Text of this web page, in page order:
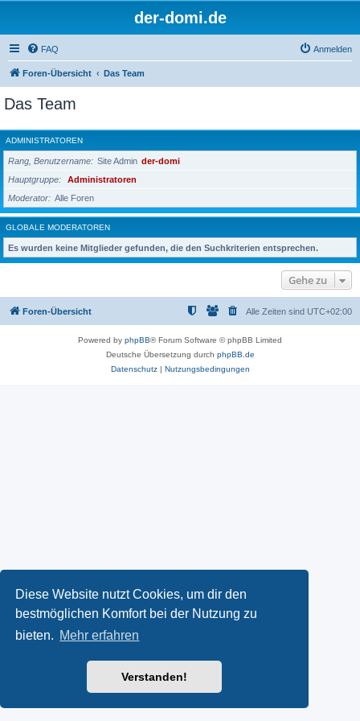
Diese Website nutzt Cookies, um dir den
bestmöglichen Komfort bei der Nutzung zu
bieten. Mehr erfahren
Verstanden!
der-domi.de
FAQ Anmelden
Foren-Übersicht Das Team
Das Team
ADMINISTRATOREN
Rang, Benutzername Site Admin der-domi
Hauptgruppe
Administratoren
Moderator
Alle Foren
GLOBALE MODERATOREN
Es wurden keine Mitglieder gefunden, die den Suchkriterien entsprechen.
Gehe zu
Foren-Übersicht Alle Zeiten sind UTC+02:00
Powered by phpBB® Forum Software © phpBB Limited
Deutsche Übersetzung durch phpBB.de
Datenschutz| Nutzungsbedingungen